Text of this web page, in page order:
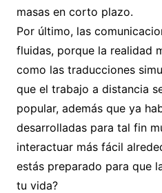
masas en corto plazo.
Por último, las
fluidas, porque la realidad
como las traducciones
que el trabajo a distancia
popular, además que ya
desarrolladas para tal fin
interactuar más fácil
estás preparado para que
tu vida?